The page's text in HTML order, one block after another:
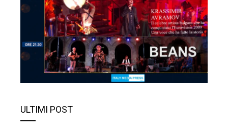
ULTIMI POST